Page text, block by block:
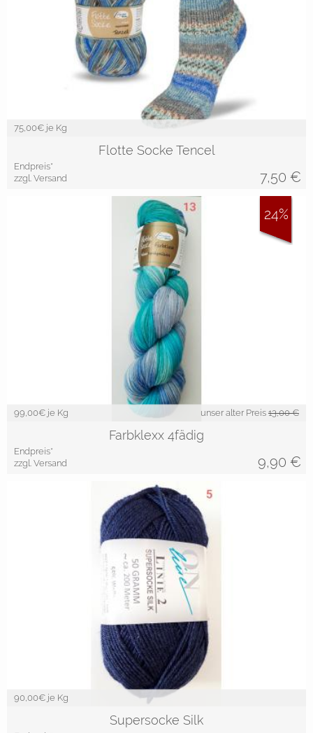
75,00€ je Kg
Flotte Socke Tencel
Endpreis*
zzgl. Versand
7,50 €
99,00€ je Kg unser alter Preis 13,00 €
Farbklexx 4fädig
Endpreis*
zzgl. Versand
9,90 €
24%
90,00€ je Kg
Supersocke Silk